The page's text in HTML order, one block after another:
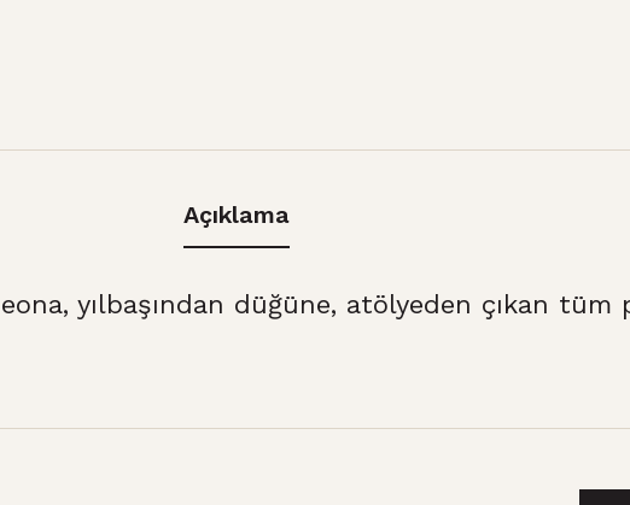
Açıklama
yılbaşından düğüne, atölyeden çıkan tüm